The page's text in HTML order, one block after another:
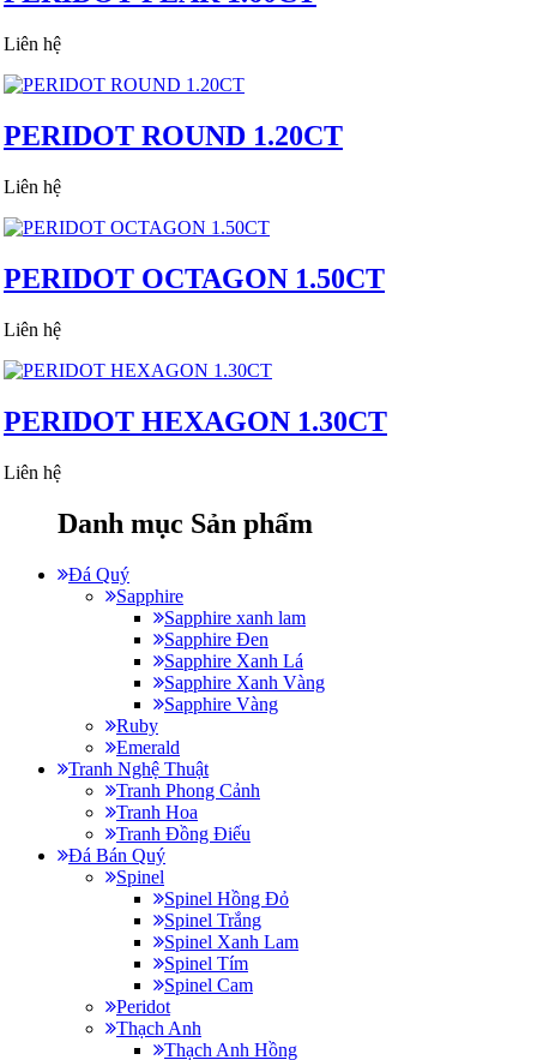
Liên hệ
PERIDOT ROUND 1.20CT
Liên hệ
PERIDOT OCTAGON 1.50CT
Liên hệ
PERIDOT HEXAGON 1.30CT
Liên hệ
Danh mục Sản phẩm
Đá Quý
Sapphire
Sapphire xanh lam
Sapphire Đen
Sapphire Xanh Lá
Sapphire Xanh Vàng
Sapphire Vàng
Ruby
Emerald
Tranh Nghệ Thuật
Tranh Phong Cảnh
Tranh Hoa
Tranh Đồng Điếu
Đá Bán Quý
Spinel
Spinel Hồng Đỏ
Spinel Trắng
Spinel Xanh Lam
Spinel Tím
Spinel Cam
Peridot
Thạch Anh
Thạch Anh Hồng